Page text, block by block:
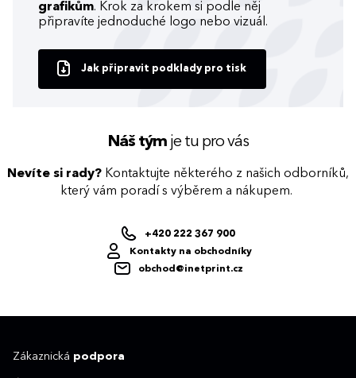
grafikům. Krok za krokem si podle něj
připravíte jednoduché logo nebo vizuál.
Jak připravit podklady pro tisk
Náš týmje tu pro vás
Nevíte si rady? Kontaktujte některého z našich odborníků,
který vám poradí s výběrem a nákupem.
+420 222 367 900
Kontakty na obchodníky
obchod@inetprint.cz
Zákaznická podpora